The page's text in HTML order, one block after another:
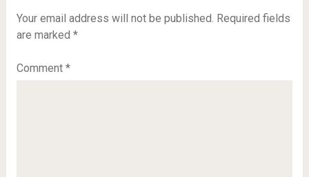
Your email address will not be published. Required fields
are marked *
Comment *